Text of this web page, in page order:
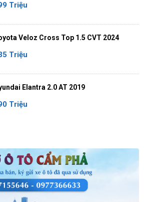
Triệu
Veloz Cross Top 1.5 CVT 2024
Triệu
Elantra 2.0 AT 2019
Triệu